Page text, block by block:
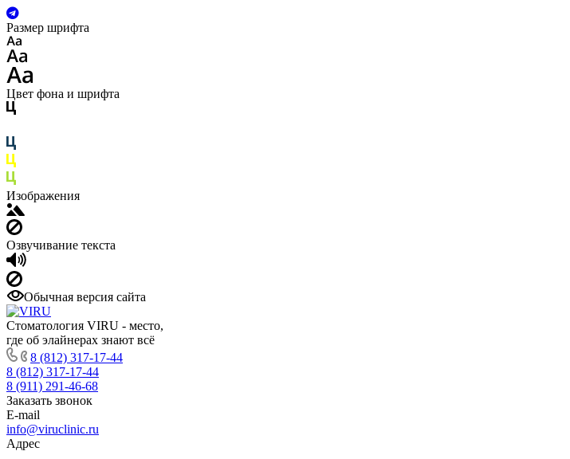
Размер шрифта
Цвет фона и шрифта
Изображения
Озвучивание текста
Обычная версия сайта
Стоматология VIRU - место,
где об элайнерах знают всё
8 (812) 317-17-44
8 (812) 317-17-44
8 (911) 291-46-68
Заказать звонок
E-mail
info@viruclinic.ru
Адрес